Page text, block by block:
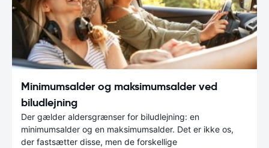
Minimumsalder og maksimumsalder ved
biludlejning
Der gælder aldersgrænser for biludlejning: en
minimumsalder og en maksimumsalder. Det er ikke os,
der fastsætter disse, men de forskellige